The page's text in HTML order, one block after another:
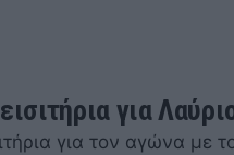
για
για τον αγώνα με